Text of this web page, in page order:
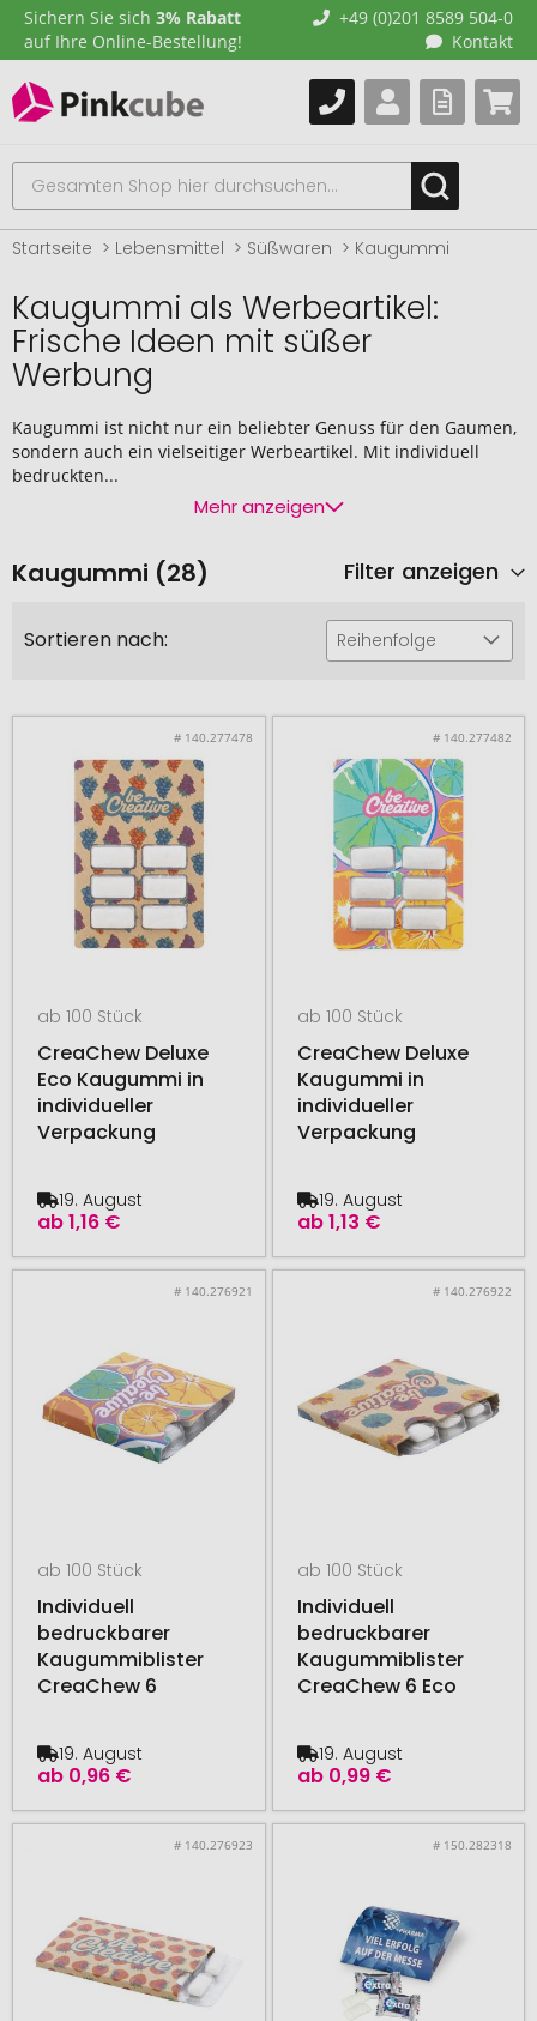
Sichern Sie sich 3% Rabatt
auf Ihre Online-Bestellung!
+49 (0)201 8589 504-0
Kontakt
Startseite Lebensmittel Süßwaren Kaugummi
Kaugummi als Werbeartikel:
Frische Ideen mit süßer
Werbung
Kaugummi ist nicht nur ein beliebter Genuss für den Gaumen,
sondern auch ein vielseitiger Werbeartikel. Mit individuell
bedruckten...
Mehr anzeigen
Kaugummi (28) Filter anzeigen
Sortieren nach: Reihenfolge
# 140.277478
ab 100 Stück
CreaChew Deluxe
Eco Kaugummi in
individueller
Verpackung
ab1,16 €
19. August
# 140.277482
ab 100 Stück
CreaChew Deluxe
Kaugummi in
individueller
Verpackung
ab1,13 €
19. August
# 140.276921
ab 100 Stück
Individuell
bedruckbarer
Kaugummiblister
CreaChew 6
ab 0,96 €
19. August
# 140.276922
ab 100 Stück
Individuell
bedruckbarer
Kaugummiblister
CreaChew 6 Eco
ab 0,99 €
19. August
# 140.276923 # 150.282318